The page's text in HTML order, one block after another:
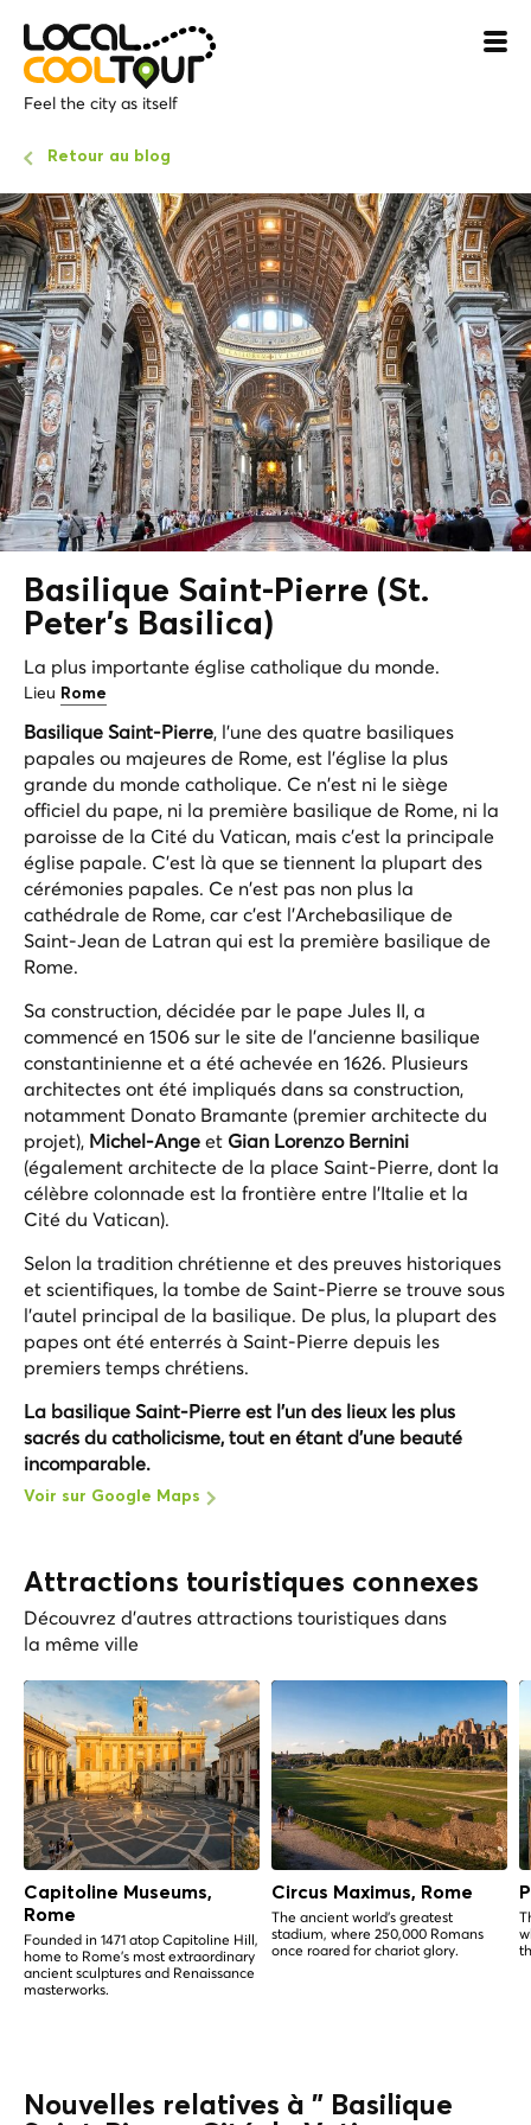
Feel the city as itself
Retour au blog
Basilique Saint-Pierre (St.
Peter's Basilica)
La plus importante église catholique du monde.
Lieu Rome
Basilique Saint-Pierre, l'une des quatre basiliques
papales ou majeures de Rome, est l'église la plus
grande du monde catholique. Ce n'est ni le siège
officiel du pape, ni la première basilique de Rome, ni la
paroisse de la Cité du Vatican, mais c'est la principale
église papale. C'est là que se tiennent la plupart des
cérémonies papales. Ce n'est pas non plus la
cathédrale de Rome, car c'est l'Archebasilique de
Saint-Jean de Latran qui est la première basilique de
Rome.
Sa construction, décidée par le pape Jules II, a
commencé en 1506 sur le site de l'ancienne basilique
constantinienne et a été achevée en 1626. Plusieurs
architectes ont été impliqués dans sa construction,
notamment Donato Bramante (premier architecte du
projet), Michel-Ange et Gian Lorenzo Bernini
(également architecte de la place Saint-Pierre, dont la
célèbre colonnade est la frontière entre l'Italie et la
Cité du Vatican).
Selon la tradition chrétienne et des preuves historiques
et scientifiques, la tombe de Saint-Pierre se trouve sous
l'autel principal de la basilique. De plus, la plupart des
papes ont été enterrés à Saint-Pierre depuis les
premiers temps chrétiens.
La basilique Saint-Pierre est l'un des lieux les plus
sacrés du catholicisme, tout en étant d'une beauté
incomparable.
Voir sur Google Maps
Attractions touristiques connexes
Découvrez d'autres attractions touristiques dans
la même ville
Capitoline Museums,
Rome
Founded in 1471 atop Capitoline Hill,
home to Rome's most extraordinary
ancient sculptures and Renaissance
masterworks.
Circus Maximus, Rome
The ancient world's greatest
stadium, where 250,000 Romans
once roared for chariot glory.
Nouvelles relatives à " Basilique